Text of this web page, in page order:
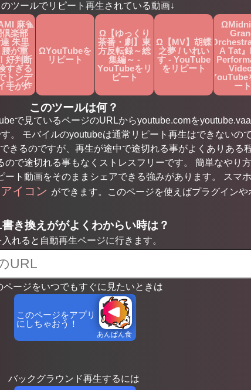
ツールでリピート再生されている動画↓
の好配
！
麻雀
楽部
達 朱里
が重
好判断
すぎる
トンデ
手が炸
【麻雀/
をリ
ト
ΩYouTubeを
リピート
Ω【ゆっくり
茶番・劇】東
方反転録～総
集編～ -
YouTubeをリ
ピート
Ω【MV】胡蝶
之夢 / いれい
す - YouTube
をリピート
Orchestra
A Tat
YouTube
ート
このツールは何？
で見ているページのURLからyoutube.comを
。 モバイルのyoutubeは通常リピート再生はできないの
きるのですが、再生が途中で途切れる事がよくありある
で途切れる事もなくストレスフリーです。 簡単なやり
ト動画をそのままシェアできる強みがあります。 スマ
イコン ができます。このページを使えばプラグインや
き換えががよくわからい時は？
れると自動再生ページに行きます。
ページをいつでもすぐに見たいときは
このページをアプリ
にしちゃおう！
あんぱん食
バックグラウンド再生するには